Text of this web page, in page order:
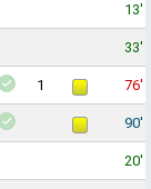
13'
33'
1 76'
90'
20'